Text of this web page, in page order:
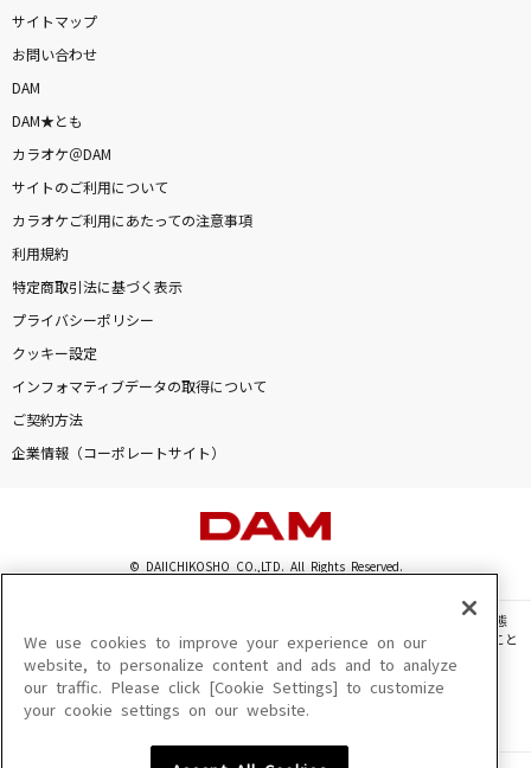
変態紳士クラブ
M
浜崎あゆみ
BRAIN
Kanaria
ラストノートしか知らない
[名演]冬のうた 「名演ピアノ 美野 春樹」
カラオケ最新情報をチェック！
サイトマップ
お問い合わせ
DAM
DAM★とも
カラオケ＠DAM
サイトのご利用について
カラオケご利用にあたっての注意事項
利用規約
特定商取引法に基づく表示
プライバシーポリシー
クッキー設定
インフォマティブデータの取得について
ご契約方法
企業情報（コーポレートサイト）
© DAIICHIKOSHO CO.,LTD. All Rights Reserved.
このサイトに掲載されている一切の文章・画像・写真・動画・音声等を、手段や形態
を問わず、著作権法の定める範囲を超えて無断で複製、転載、ファイル化などすること
を禁じます。
楽曲及びコンテンツは、機種によりご利用いただけない場合があります。
楽曲及びコンテンツの配信日、配信内容が変更になる場合があります。
We use cookies to improve your experience on our
website, to personalize content and ads and to analyze
our traffic. Please click [Cookie Settings] to customize
your cookie settings on our website.